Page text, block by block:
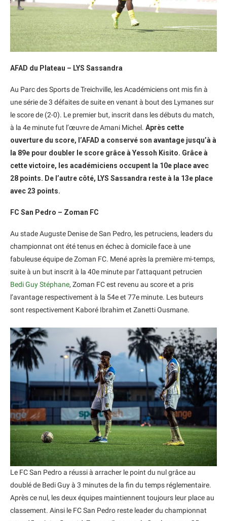
AFAD du Plateau – LYS Sassandra
Au Parc des Sports de Treichville, les Académiciens ont mis fin à
une série de 3 défaites de suite en venant à bout des Lymanes sur
le score de (2-0). Le premier but, inscrit dans les débuts du match,
à la 4e minute fut l’œuvre de Amani Michel. Après cette
ouverture du score, l’AFAD a conservé son avantage jusqu’à à
la 89e pour doubler le score grâce à Yessoh Kisito. Grâce à
cette victoire, les académiciens occupent la 10e place avec
28 points. De l’autre côté, LYS Sassandra reste à la 13e place
avec 23 points.
FC San Pedro – Zoman FC
Au stade Auguste Denise de San Pedro, les petruciens, leaders du
championnat ont été tenus en échec à domicile face à une
fabuleuse équipe de Zoman FC. Mené après la première mi-temps,
suite à un but inscrit à la 40e minute par l’attaquant petrucien
Bedi Guy Stéphane, Zoman FC est revenu au score et a pris
l’avantage respectivement à la 54e et 77e minute. Les buteurs
sont respectivement Kaboré Ibrahim et Zanetti Ousmane.
Le FC San Pedro a réussi à arracher le point du nul grâce au
doublé de Bedi Guy à 3 minutes de la fin du temps réglementaire.
Après ce nul, les deux équipes maintiennent toujours leur place au
classement. Ainsi le FC San Pedro reste leader du championnat